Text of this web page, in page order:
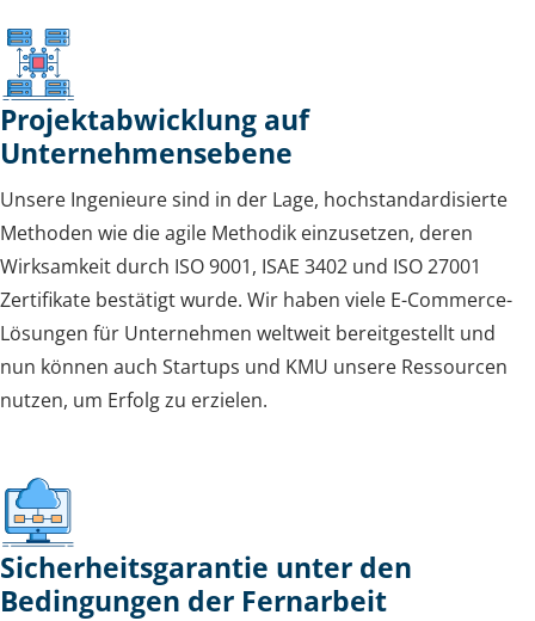
Projektabwicklung auf
Unternehmensebene
Unsere Ingenieure sind in der Lage, hochstandardisierte
Methoden wie die agile Methodik einzusetzen, deren
Wirksamkeit durch ISO 9001, ISAE 3402 und ISO 27001
Zertifikate bestätigt wurde. Wir haben viele E-Commerce-
Lösungen für Unternehmen weltweit bereitgestellt und
nun können auch Startups und KMU unsere Ressourcen
nutzen, um Erfolg zu erzielen.
Sicherheitsgarantie unter den
Bedingungen der Fernarbeit